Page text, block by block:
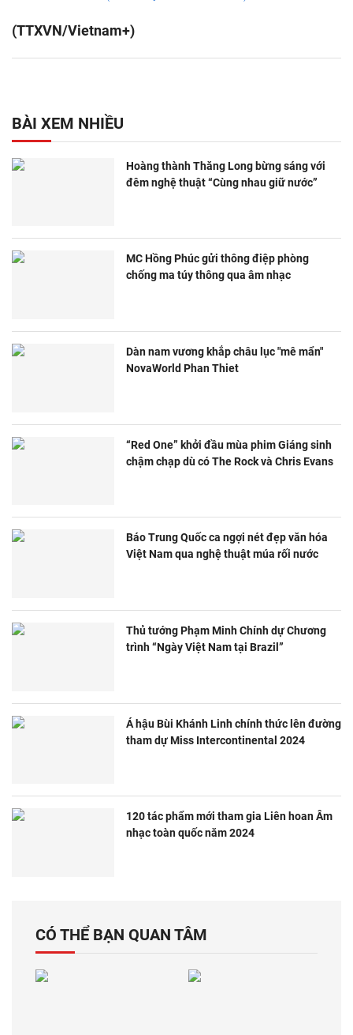
(TTXVN/Vietnam+)
BÀI XEM NHIỀU
Hoàng thành Thăng Long bừng sáng với
đêm nghệ thuật “Cùng nhau giữ nước”
MC Hồng Phúc gửi thông điệp phòng
chống ma túy thông qua âm nhạc
Dàn nam vương khắp châu lục "mê mẩn"
NovaWorld Phan Thiet
“Red One” khởi đầu mùa phim Giáng sinh
chậm chạp dù có The Rock và Chris Evans
Báo Trung Quốc ca ngợi nét đẹp văn hóa
Việt Nam qua nghệ thuật múa rối nước
Thủ tướng Phạm Minh Chính dự Chương
trình “Ngày Việt Nam tại Brazil”
Á hậu Bùi Khánh Linh chính thức lên đường
tham dự Miss Intercontinental 2024
120 tác phẩm mới tham gia Liên hoan Âm
nhạc toàn quốc năm 2024
CÓ THỂ BẠN QUAN TÂM